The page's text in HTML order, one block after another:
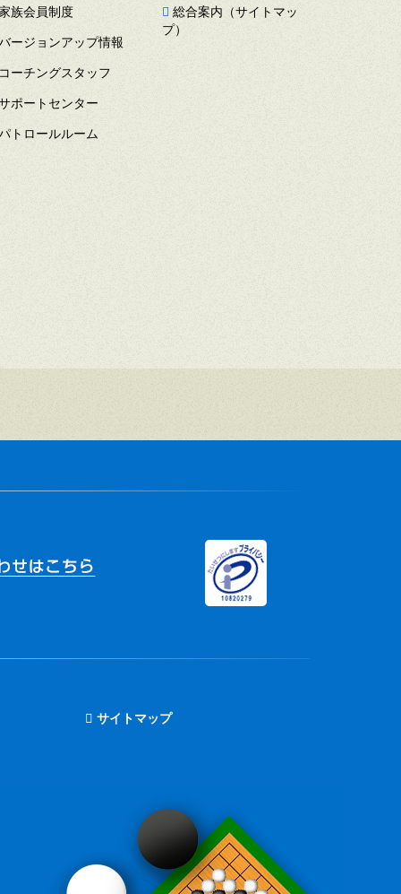
族会員制度
ージョンアップ情報
ーチングスタッフ
ポートセンター
トロールルーム
総合案内（サイトマッ
プ）
サイトマップ